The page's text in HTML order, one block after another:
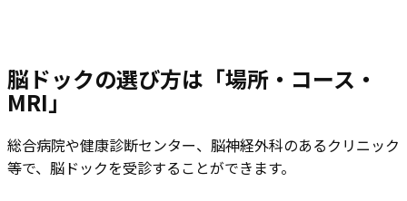
脳ドックの選び方は「場所・コース・
MRI」
総合病院や健康診断センター、脳神経外科のあるクリニック
等で、脳ドックを受診することができます。